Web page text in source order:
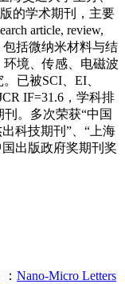
版的学术期刊，主要
article, review,
包括微纳米材料与结
境、传感、电磁波
已被SCI、EI、
IF=31.6，学科排
。多次荣获“中国
科技期刊”、“上海
出版政府奖期刊奖
Nano-Micro Letters